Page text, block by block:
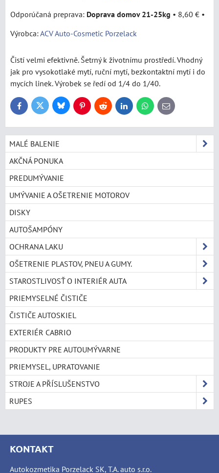
Doprava domov 21-25kg • 8,60 € •
Výrobca:ACV Auto-Cosmetic Porzelack
Čistí velmi efektivně. Šetrný k životnímu prostředí. Vhodný
jak pro vysokotlaké mytí, ruční mytí, bezkontaktní mytí i do
mycích linek. Výrobek se ředí od 1/4 do 1/40.
FacebookTwitter BlueskyPinterestReddit LinkedInWhatsApp
E-
mail
MALÉ BALENIE
AKČNÁ PONUKA
PREDUMÝVANIE
UMÝVANIE A OŠETRENIE MOTOROV
DISKY
AUTOŠAMPÓNY
OCHRANA LAKU
OŠETRENIE PLASTOV, PNEU A GUMY.
STAROSTLIVOSŤ O INTERIÉR AUTA
PRIEMYSELNÉ ČISTIČE
ČISTIČE AUTOSKIEL
EXTERIÉR CABRIO
PRODUKTY PRE AUTOUMÝVARNE
PRIEMYSEL, UPRATOVANIE
STROJE A PŘÍSLUŠENSTVO
RUPES
KONTAKT
Autokozmetika Porzelack SK, T.A. auto s.r.o.